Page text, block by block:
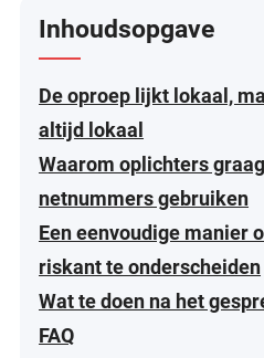
Inhoudsopgave
De oproep lijkt lokaal,
altijd lokaal
Waarom oplichters
netnummers gebruiken
Een eenvoudige manier
riskant te onderscheiden
Wat te doen na het
FAQ